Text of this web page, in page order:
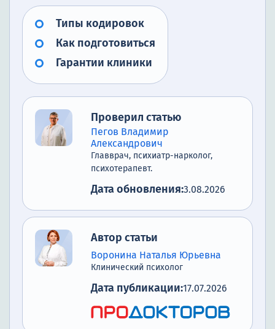
Типы кодировок
Как подготовиться
Гарантии клиники
Проверил статью
Пегов Владимир
Александрович
Главврач, психиатр-нарколог,
психотерапевт.
Дата обновления:3.08.2026
Автор статьи
Воронина Наталья Юрьевна
Клинический психолог
Дата публикации:17.07.2026